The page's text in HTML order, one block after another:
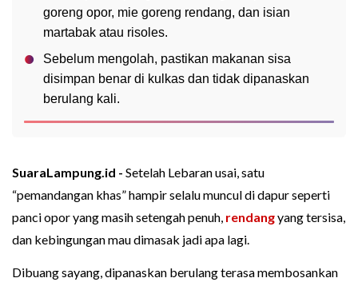
goreng opor, mie goreng rendang, dan isian
martabak atau risoles.
Sebelum mengolah, pastikan makanan sisa
disimpan benar di kulkas dan tidak dipanaskan
berulang kali.
SuaraLampung.id - Setelah Lebaran usai, satu
“pemandangan khas” hampir selalu muncul di dapur seperti
panci opor yang masih setengah penuh, rendangyang tersisa,
dan kebingungan mau dimasak jadi apa lagi.
Dibuang sayang, dipanaskan berulang terasa membosankan